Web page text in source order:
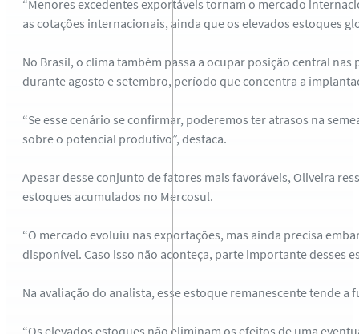
“Menores excedentes exportáveis tornam o mercado
as cotações internacionais, ainda que os elevados estoques
No Brasil, o clima também passa a ocupar posição central
durante agosto e setembro, período que concentra a
“Se esse cenário se confirmar, poderemos ter atrasos na
sobre o potencial produtivo”, destaca.
Apesar desse conjunto de fatores mais favoráveis, Oliveira
estoques acumulados no Mercosul.
“O mercado evoluiu nas exportações, mas ainda precisa
disponível. Caso isso não aconteça, parte importante desses
Na avaliação do analista, esse estoque remanescente tende
“Os elevados estoques não eliminam os efeitos de uma